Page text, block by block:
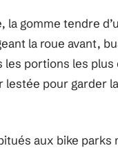
gomme tendre
la roue avant,
portions les
lestée pour garder
aux bike